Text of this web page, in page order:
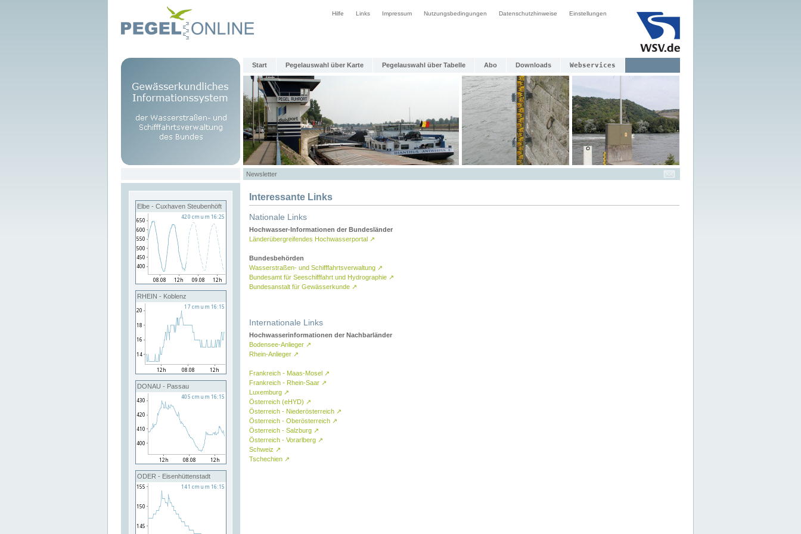
Hilfe Links Impressum Nutzungsbedingungen Datenschutzhinweise Einstellungen
Start Pegelauswahl über Karte Pegelauswahl über Tabelle Abo Downloads Webservices
Newsletter
Elbe - Cuxhaven Steubenhöft
RHEIN - Koblenz
DONAU - Passau
ODER - Eisenhüttenstadt
Interessante Links
Nationale Links
Hochwasser-Informationen der Bundesländer
Länderübergreifendes Hochwasserportal ↗
Bundesbehörden
Wasserstraßen- und Schifffahrtsverwaltung ↗
Bundesamt für Seeschifffahrt und Hydrographie ↗
Bundesanstalt für Gewässerkunde ↗
Internationale Links
Hochwasserinformationen der Nachbarländer
Bodensee-Anlieger ↗
Rhein-Anlieger ↗
Frankreich - Maas-Mosel ↗
Frankreich - Rhein-Saar ↗
Luxemburg ↗
Österreich (eHYD) ↗
Österreich - Niederösterreich ↗
Österreich - Oberösterreich ↗
Österreich - Salzburg ↗
Österreich - Vorarlberg ↗
Schweiz ↗
Tschechien ↗